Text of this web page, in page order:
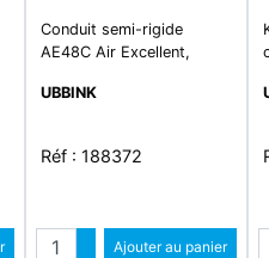
Conduit semi-rigide
AE48C Air Excellent,
AS et AB
UBBINK
Réf : 188372
QuantitéAugmenter quantité
Ajouter au panier